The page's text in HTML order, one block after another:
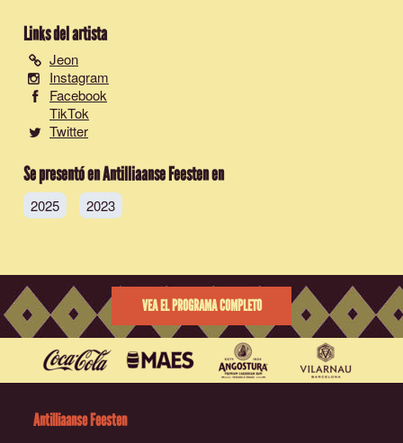
Links del artista
Jeon
Instagram
Facebook
TikTok
Twitter
Se presentó en Antilliaanse Feesten en
2025 2023
VEA EL PROGRAMA COMPLETO
Antilliaanse Feesten